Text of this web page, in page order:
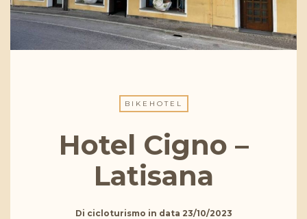
BIKEHOTEL
Hotel Cigno –
Latisana
Di cicloturismo in data 23/10/2023